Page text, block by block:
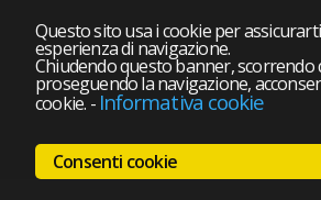
Questo sito usa i cookie per
esperienza di navigazione.
Chiudendo questo banner, scorrendo
proseguendo la navigazione,
cookie. - Informativa cookie
Consenti cookie